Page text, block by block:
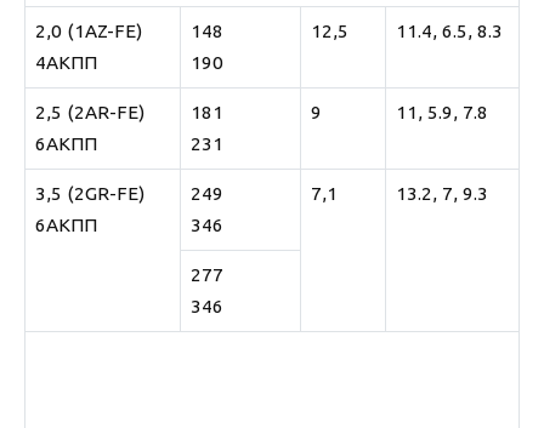
2,0 (1AZ-FE)
4АКПП
148
190
12,5 11.4, 6.5, 8.3
2,5 (2AR-FE)
6АКПП
181
231
9 11, 5.9, 7.8
3,5 (2GR-FE)
6АКПП
249
346
7,1 13.2, 7, 9.3
277
346